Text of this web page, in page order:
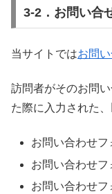
3-2．お問い合
当サイトではお問
訪問者がそのお問
た際に入力された
お問い合わせフ
お問い合わせ
お問い合わせ